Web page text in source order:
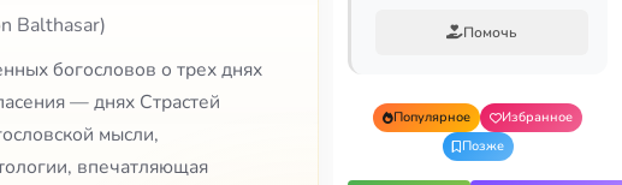
Balthasar)
богословов о трех днях
— днях Страстей
мысли,
впечатляющая
Помочь
Популярное
Избранное
Позже